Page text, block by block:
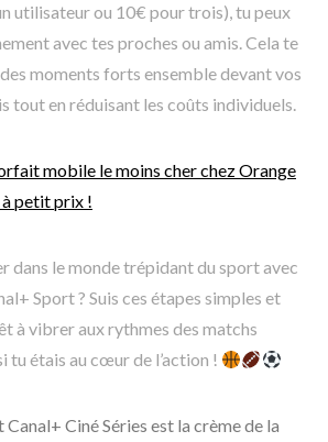
utilisateur ou 10€ pour trois), tu peux
avec tes proches ou amis. Cela te
moments forts ensemble devant vos
tout en réduisant les coûts individuels.
mobile le moins cher chez Orange
à petit prix !
dans le monde trépidant du sport avec
Sport ? Suis ces étapes simples et
à vibrer aux rythmes des matchs
tu étais au cœur de l’action !
Canal+ Ciné Séries est la crème de la